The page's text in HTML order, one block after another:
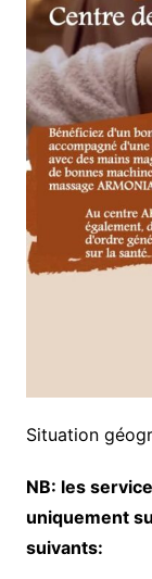
Situation
NB: les
uniquement
suivants: